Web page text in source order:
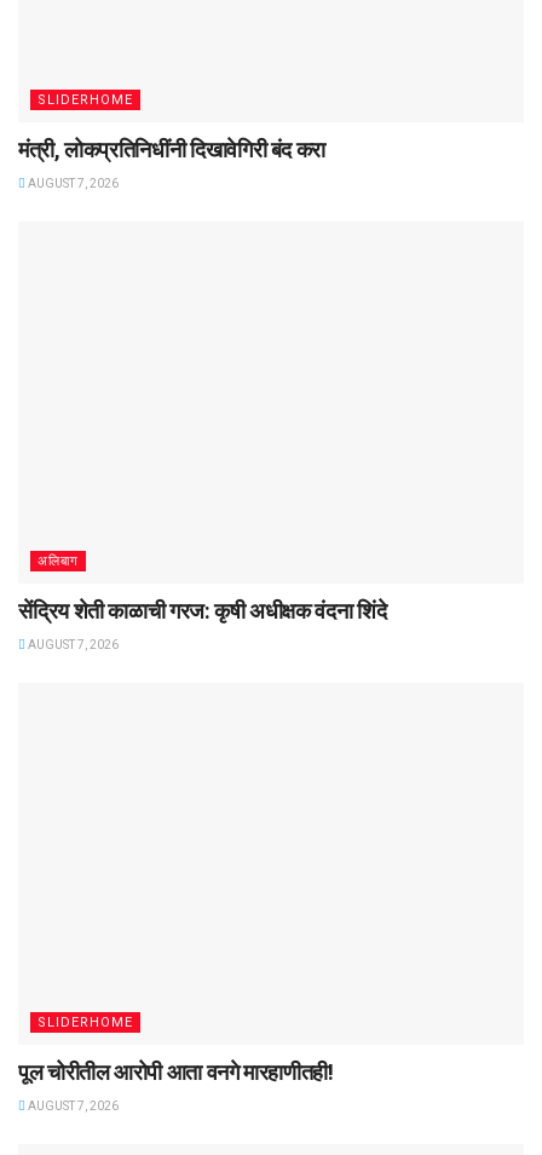
SLIDERHOME
मंत्री, लोकप्रतिनिधींनी दिखावेगिरी बंद करा
AUGUST 7, 2026
अलिबाग
सेंद्रिय शेती काळाची गरज: कृषी अधीक्षक वंदना शिंदे
AUGUST 7, 2026
SLIDERHOME
पूल चोरीतील आरोपी आता वनगे मारहाणीतही!
AUGUST 7, 2026